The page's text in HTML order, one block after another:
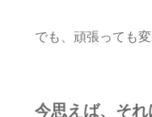
でも、頑張っても変
今思えば、そ